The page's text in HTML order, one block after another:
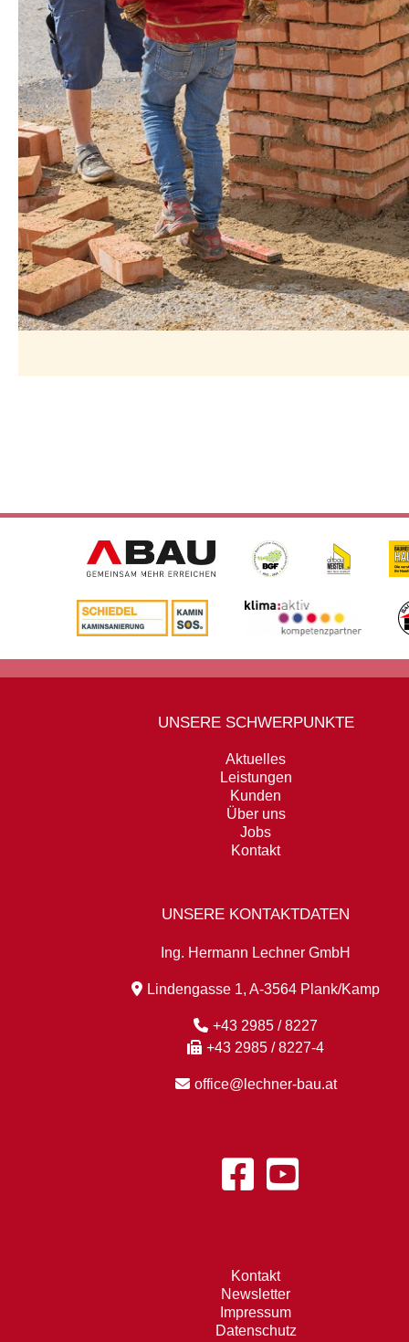
UNSERE SCHWERPUNKTE
Aktuelles
Leistungen
Kunden
Über uns
Jobs
Kontakt
UNSERE KONTAKTDATEN
Ing. Hermann Lechner GmbH
Lindengasse 1, A-3564 Plank/Kamp
+43 2985 / 8227
+43 2985 / 8227-4
office@lechner-bau.at
Kontakt
Newsletter
Impressum
Datenschutz